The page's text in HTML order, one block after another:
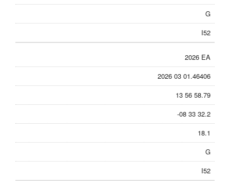
G
I52
2026 EA
2026 03 01.46406
13 56 58.79
-08 33 32.2
18.1
G
I52